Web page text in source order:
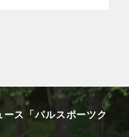
ス「パルスポーツク